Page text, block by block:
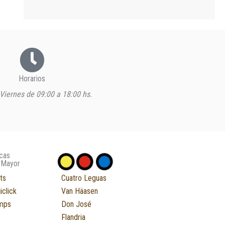
Horarios
de 09:00 a 18:00 hs.
Cuatro Leguas
Van Häasen
Don José
Flandria